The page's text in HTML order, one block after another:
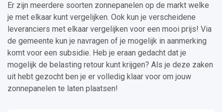
Er zijn meerdere soorten zonnepanelen op de markt welke
je met elkaar kunt vergelijken. Ook kun je verscheidene
leveranciers met elkaar vergelijken voor een mooi prijs! Via
de gemeente kun je navragen of je mogelijk in aanmerking
komt voor een subsidie. Heb je eraan gedacht dat je
mogelijk de belasting retour kunt krijgen? Als je deze zaken
uit hebt gezocht ben je er volledig klaar voor om jouw
zonnepanelen te laten plaatsen!